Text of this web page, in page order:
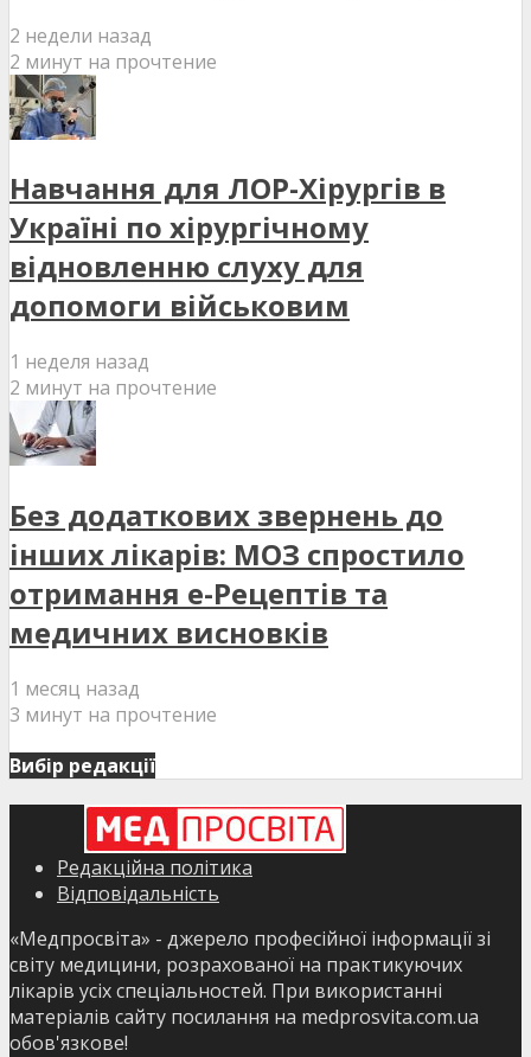
2 недели назад
2 минут на прочтение
Навчання для ЛОР-Хірургів в
Україні по хірургічному
відновленню слуху для
допомоги військовим
1 неделя назад
2 минут на прочтение
Без додаткових звернень до
інших лікарів: МОЗ спростило
отримання е-Рецептів та
медичних висновків
1 месяц назад
3 минут на прочтение
Вибір редакції
Редакційна політика
Відповідальність
«Медпросвіта» - джерело професійної інформації зі
світу медицини, розрахованої на практикуючих
лікарів усіх спеціальностей. При використанні
матеріалів сайту посилання на medprosvita.com.ua
обов'язкове!